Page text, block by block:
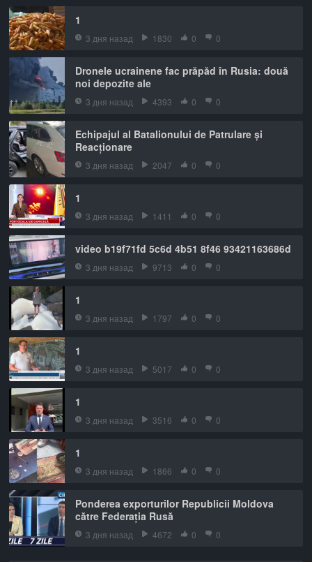
1
3 дня назад 1830 0 0
Dronele ucrainene fac prăpăd în Rusia: două
noi depozite ale
3 дня назад 4393 0 0
Echipajul al Batalionului de Patrulare și
Reacționare
3 дня назад 2047 0 0
1
3 дня назад 1411 0 0
video b19f71fd 5c6d 4b51 8f46 93421163686d
3 дня назад 9713 0 0
1
3 дня назад 1797 0 0
1
3 дня назад 5017 0 0
1
3 дня назад 3516 0 0
1
3 дня назад 1866 0 0
Ponderea exporturilor Republicii Moldova
către Federația Rusă
3 дня назад 4672 0 0